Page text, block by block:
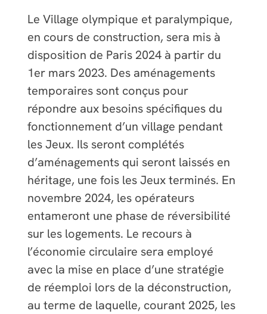
Le Village olympique et paralympique,
en cours de construction, sera mis à
disposition de Paris 2024 à partir du
1er mars 2023. Des aménagements
temporaires sont conçus pour
répondre aux besoins spécifiques du
fonctionnement d’un village pendant
les Jeux. Ils seront complétés
d’aménagements qui seront laissés en
héritage, une fois les Jeux terminés. En
novembre 2024, les opérateurs
entameront une phase de réversibilité
sur les logements. Le recours à
l’économie circulaire sera employé
avec la mise en place d’une stratégie
de réemploi lors de la déconstruction,
au terme de laquelle, courant 2025, les